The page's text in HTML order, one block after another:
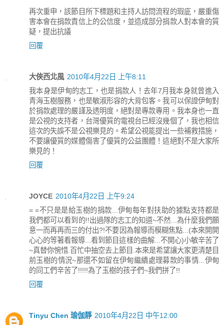
再次重申，該節目所下標題和主持人訪問流程的瑕庛，嚴重傷
害本會在捐款責信上的公信度，並造成部分捐款人對本會的質
疑，提出抗議
回覆
大俠西北風 2010年4月22日 上午8:11
我本身是伊甸的志工，也是捐款人！去年7月我本身就曾進入
青海玉樹服務，也是敏淑形容的大背包客。我可以保證伊甸對
於捐款處理的嚴謹及透明度，絕對是專款專用。我本身也一直
是公視的支持者，台灣優質的電視台已經沒幾個了，我也相信
這次的失誤不是公視樂見的。希望公視能提出一些補救措施，
不要讓優質的媒體傷害了優質的公益團體！這絕對不是大家所
樂見的！
回覆
JOYCE 2010年4月22日 上午9:24
= =不只是是給玉樹的捐款...伊甸每年對扶助的據點支持都是
我們都可以看到的!!出過隊的志工的知道~不然...為什麼我們願
意一而再再而三的付出?!不要因為報導而模糊焦點...(本來開開
心心的等著看報導...看到節目這樣的曲解...不開心)小敏辛苦了
~真替你惋惜.百忙中抽空去上節目.本來是希望讓大家更清楚目
前玉樹的情況~那還不如留在伊甸繼續處理募款的事情...伊甸
的同工們辛苦了!!!!!為了玉樹的孩子們~我們拼了!!
回覆
Tinyu Chen 瑜伽靜 2010年4月22日 中午12:00